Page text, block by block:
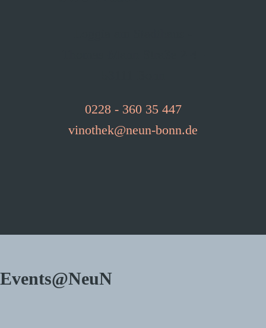
0228 - 360 35 447
vinothek@neun-bonn.de
Events@NeuN